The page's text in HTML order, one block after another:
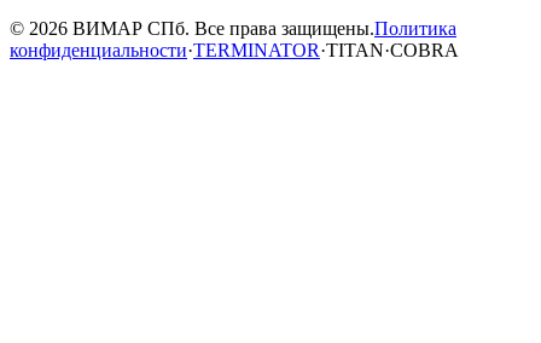
© 2026 ВИМАР СПб. Все права защищены.Политика
конфиденциальности·TERMINATOR·TITAN·COBRA